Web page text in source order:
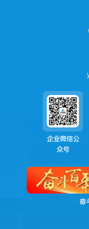
企业微信公
众号
奋